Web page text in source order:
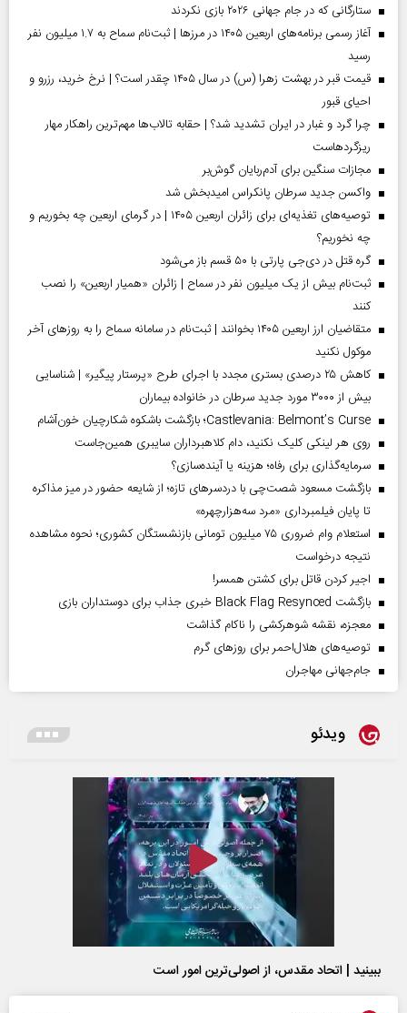
ستارگانی که در جام جهانی ۲۰۲۶ بازی نکردند
آغاز رسمی برنامه‌های اربعین ۱۴۰۵ در مرز‌ها | ثبت‌نام سماح به ۱.۷ میلیون نفر
رسید
قیمت قبر در بهشت زهرا (س) در سال ۱۴۰۵ چقدر است؟ | نرخ خرید، رزرو و
احیای قبور
چرا گرد و غبار در ایران تشدید شد؟ | حقابه تالاب‌ها مهم‌ترین راهکار مهار
ریزگردهاست
مجازات سنگین برای آدم‌ربایان گوش‌بر
واکسن جدید سرطان پانکراس امیدبخش شد
توصیه‌های تغذیه‌ای برای زائران اربعین ۱۴۰۵ | در گرمای اربعین چه بخوریم و
چه نخوریم؟
گره قتل در دی‌جی پارتی با ۵۰ قسم باز می‌شود
ثبت‌نام بیش از یک میلیون نفر در سماح | زائران «همیار اربعین» را نصب
کنند
متقاضیان ارز اربعین ۱۴۰۵ بخوانند | ثبت‌نام در سامانه سماح را به روز‌های آخر
موکول نکنید
کاهش ۲۵ درصدی بستری مجدد با اجرای طرح «پرستار پیگیر» | شناسایی
بیش از ۳۰۰۰ مورد جدید سرطان در خانواده بیماران
Castlevania: Belmont’s Curse؛ بازگشت باشکوه شکارچیان خون‌آشام
روی هر لینکی کلیک نکنید، دام کلاهبرداران سایبری همین‌جاست
سرمایه‌گذاری برای رفاه؛ هزینه یا آینده‌سازی؟
بازگشت مسعود شصت‌چی با دردسر‌های تازه؛ از شایعه حضور در میز مذاکره
تا پایان فیلمبرداری «مرد سه‌هزارچهره»
استعلام وام ضروری ۷۵ میلیون تومانی بازنشستگان کشوری؛ نحوه مشاهده
نتیجه درخواست
اجیر کردن قاتل برای کشتن همسر!
بازگشت Black Flag Resynced خبری جذاب برای دوستداران بازی
معجزه، نقشه شوهرکشی را ناکام گذاشت
توصیه‌های هلال‌احمر برای روز‌های گرم
جام‌جهانی مهاجران
ویدئو
ببینید | اتحاد مقدس، از اصولی‌ترین امور است